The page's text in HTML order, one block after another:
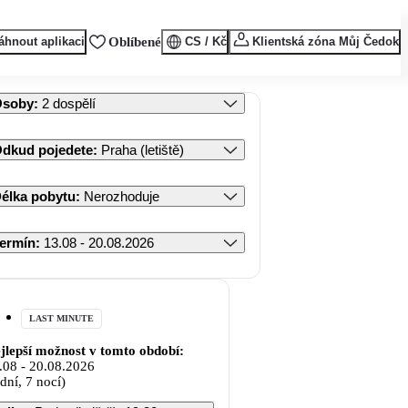
aplikaci Oblíbené CS / Kč Klientská zóna Můj Čedok
: 2 dospělí
pojedete: Praha (letiště)
pobytu: Nerozhoduje
: 13.08 - 20.08.2026
LAST MINUTE
možnost v tomto období:
- 20.08.2026
7 nocí)